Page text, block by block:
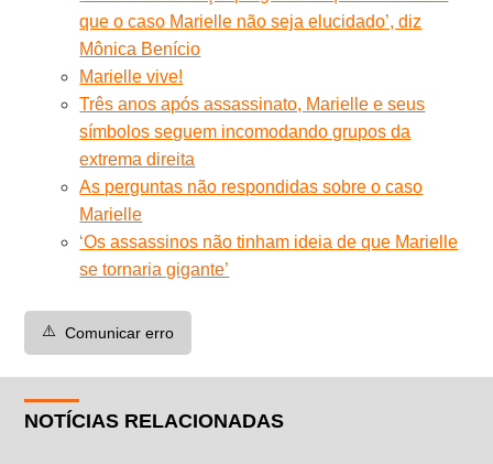
que o caso Marielle não seja elucidado’, diz
Mônica Benício
Marielle vive!
Três anos após assassinato, Marielle e seus
símbolos seguem incomodando grupos da
extrema direita
As perguntas não respondidas sobre o caso
Marielle
‘Os assassinos não tinham ideia de que Marielle
se tornaria gigante’
⚠️ Comunicar erro
NOTÍCIAS RELACIONADAS